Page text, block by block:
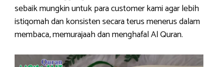
sebaik mungkin untuk para customer kami agar lebih
istiqomah dan konsisten secara terus menerus dalam
membaca, memurajaah dan menghafal Al Quran.